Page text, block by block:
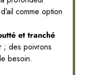
comme option
et tranché
des poivrons
besoin.